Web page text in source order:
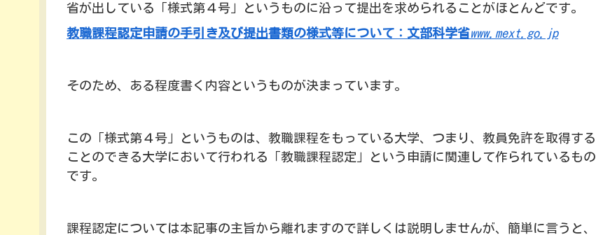
省が出している「様式第４号」というものに沿って提出を求められることがほとんどです。
教職課程認定申請の手引き及び提出書類の様式等について：文部科学省www.mext.go.jp
そのため、ある程度書く内容というものが決まっています。
この「様式第４号」というものは、教職課程をもっている大学、つまり、教員免許を取得する
ことのできる大学において行われる「教職課程認定」という申請に関連して作られているもの
です。
課程認定については本記事の主旨から離れますので詳しくは説明しませんが、簡単に言うと、